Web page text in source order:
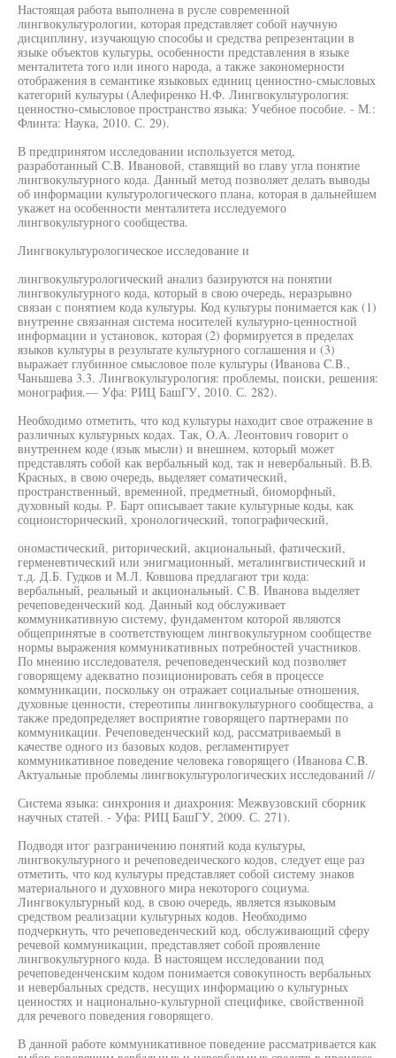
Настоящая работа выполнена в русле современной
лингвокультурологии, которая представляет собой научную
дисциплину, изучающую способы и средства репрезентации в
языке объектов культуры, особенности представления в языке
менталитета того или иного народа, а также закономерности
отображения в семантике языковых единиц ценностно-смысловых
категорий культуры (Алефиренко Н.Ф. Лингвокультурология:
ценностно-смысловое пространство языка: Учебное пособие. - М.:
Флинта: Наука, 2010. С. 29).
В предпринятом исследовании используется метод,
разработанный C.B. Ивановой, ставящий во главу угла понятие
лингвокультурного кода. Данный метод позволяет делать выводы
об информации культурологического плана, которая в дальнейшем
укажет на особенности менталитета исследуемого
лингвокультурного сообщества.
Лингвокультурологическое исследование и
лингвокультурологический анализ базируются на понятии
лингвокультурного кода, который в свою очередь, неразрывно
связан с понятием кода культуры. Код культуры понимается как (1)
внутренне связанная система носителей культурно-ценностной
информации и установок, которая (2) формируется в пределах
языков культуры в результате культурного соглашения и (3)
выражает глубинное смысловое поле культуры (Иванова C.B.,
Чанышева 3.3. Лингвокультурология: проблемы, поиски, решения:
монография.— Уфа: РИЦ БашГУ, 2010. С. 282).
Необходимо отметить, что код культуры находит свое отражение в
различных культурных кодах. Так, O.A. Леонтович говорит о
внутреннем коде (язык мысли) и внешнем, который может
представлять собой как вербальный код, так и невербальный. В.В.
Красных, в свою очередь, выделяет соматический,
пространственный, временной, предметный, биоморфный,
духовный коды. Р. Барт описывает такие культурные коды, как
социоисторический, хронологический, топографический,
ономастический, риторический, акциональный, фатический,
герменевтический или энигмационный, металингвистический и
т.д. Д.Б. Гудков и М.Л. Ковшова предлагают три кода:
вербальный, реальный и акциональный. C.B. Иванова выделяет
речеповеденческий код. Данный код обслуживает
коммуникативную систему, фундаментом которой являются
общепринятые в соответствующем лингвокультурном сообществе
нормы выражения коммуникативных потребностей участников.
По мнению исследователя, речеповеденческий код позволяет
говорящему адекватно позиционировать себя в процессе
коммуникации, поскольку он отражает социальные отношения,
духовные ценности, стереотипы лингвокультурного сообщества, а
также предопределяет восприятие говорящего партнерами по
коммуникации. Речеповеденческий код, рассматриваемый в
качестве одного из базовых кодов, регламентирует
коммуникативное поведение человека говорящего (Иванова C.B.
Актуальные проблемы лингвокультурологических исследований //
Система языка: синхрония и диахрония: Межвузовский сборник
научных статей. - Уфа: РИЦ БашГУ, 2009. С. 271).
Подводя итог разграничению понятий кода культуры,
лингвокультурного и речеповедеического кодов, следует еще раз
отметить, что код культуры представляет собой систему знаков
материального и духовного мира некоторого социума.
Лингвокультурный код, в свою очередь, является языковым
средством реализации культурных кодов. Необходимо
подчеркнуть, что речеповеденческий код, обслуживающий сферу
речевой коммуникации, представляет собой проявление
лингвокультурного кода. В настоящем исследовании под
речеповеденченским кодом понимается совокупность вербальных
и невербальных средств, несущих информацию о культурных
ценностях и национально-культурной специфике, свойственной
для речевого поведения говорящего.
В данной работе коммуникативное поведение рассматривается как